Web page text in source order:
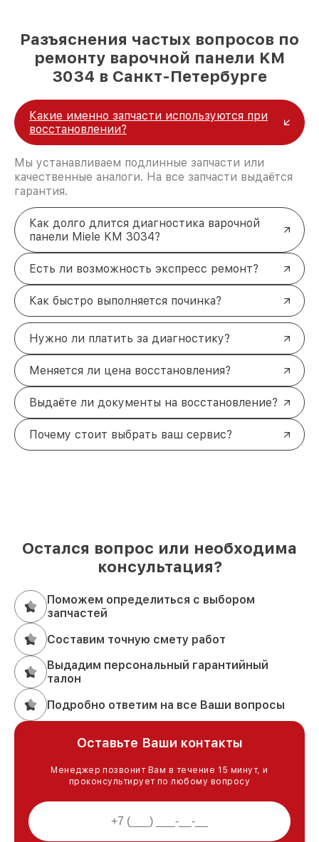
Разъяснения частых вопросов по
ремонту варочной панели KM
3034 в Санкт-Петербурге
Какие именно запчасти используются при
восстановлении?
Мы устанавливаем подлинные запчасти или
качественные аналоги. На все запчасти выдаётся
гарантия.
Как долго длится диагностика варочной
панели Miele KM 3034?
Есть ли возможность экспресс ремонт?
Как быстро выполняется починка?
Нужно ли платить за диагностику?
Меняется ли цена восстановления?
Выдаёте ли документы на восстановление?
Почему стоит выбрать ваш сервис?
Остался вопрос или необходима
консультация?
Поможем определиться с выбором
запчастей
Составим точную смету работ
Выдадим персональный гарантийный
талон
Подробно ответим на все Ваши вопросы
Оставьте Ваши контакты
Менеджер позвонит Вам в течение 15 минут, и
проконсультирует по любому вопросу